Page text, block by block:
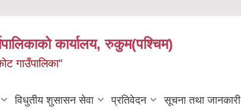
कार्यालय, रुकुम(पश्चिम)
गाउँपालिका"
विधुतीय शुसासन सेवा प्रतिवेदन सूचना तथा जानकारी